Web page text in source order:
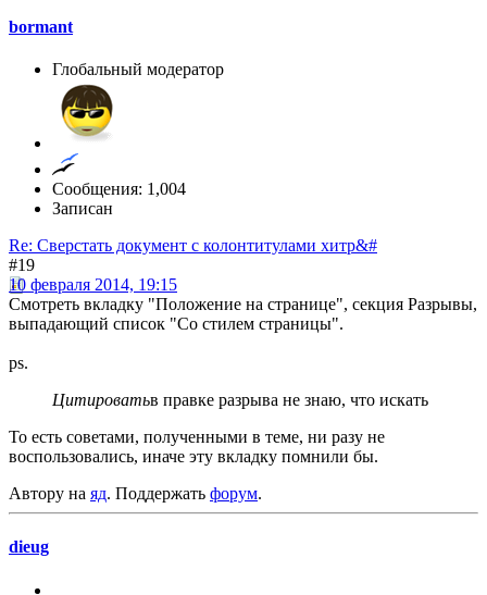
bormant
Глобальный модератор
Сообщения: 1,004
Записан
Re: Сверстать документ с колонтитулами хитр&#
#19
10 февраля 2014, 19:15
Смотреть вкладку "Положение на странице", секция Разрывы,
выпадающий список "Со стилем страницы".
ps.
Цитироватьв правке разрыва не знаю, что искать
То есть советами, полученными в теме, ни разу не
воспользовались, иначе эту вкладку помнили бы.
Автору на яд. Поддержать форум.
dieug